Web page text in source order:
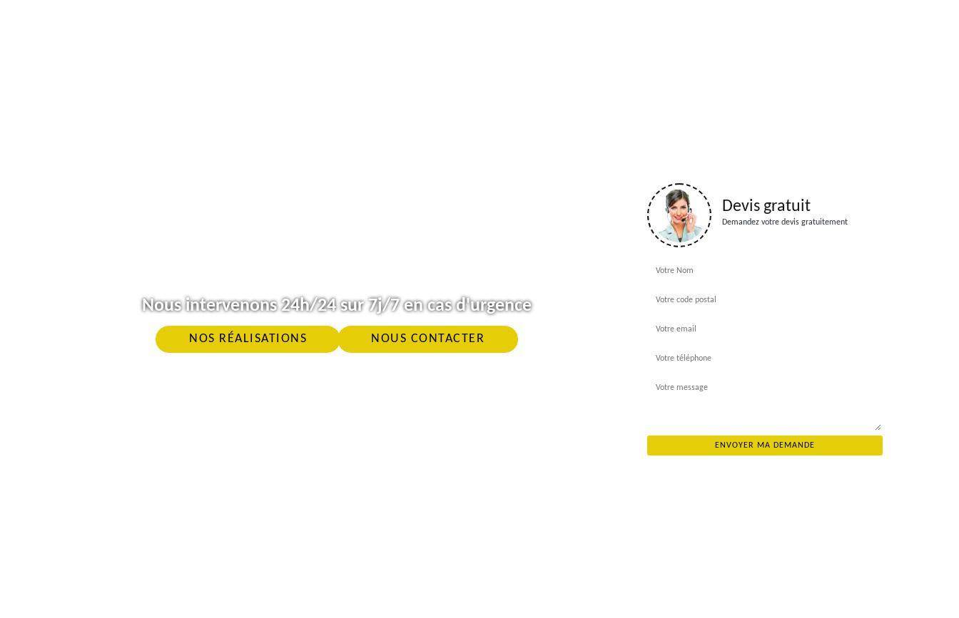
Nous intervenons 24h/24 sur 7j/7 en cas d'urgence
NOS RÉALISATIONS NOUS CONTACTER
Devis gratuit
Demandez votre devis gratuitement